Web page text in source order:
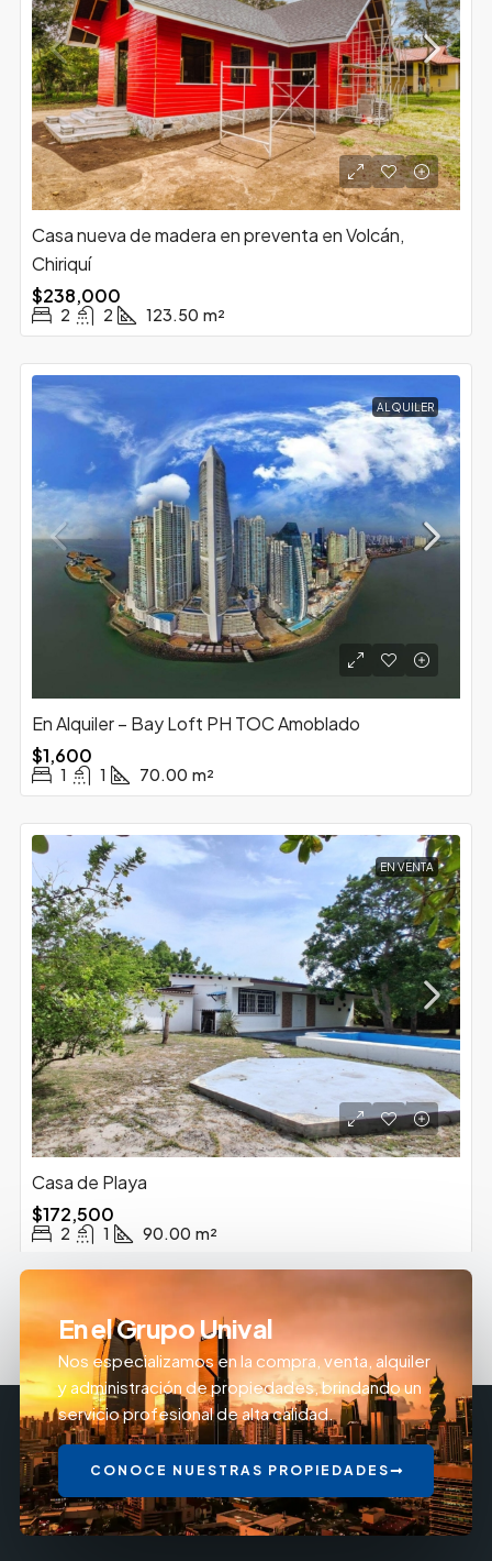
Casa nueva de madera en preventa en Volcán,
Chiriquí
$238,000
2 2 123.50 m²
ALQUILER
En Alquiler – Bay Loft PH TOC Amoblado
$1,600
1 1 70.00 m²
EN VENTA
Casa de Playa
$172,500
2 1 90.00 m²
En el Grupo Unival
Nos especializamos en la compra, venta, alquiler
y administración de propiedades, brindando un
servicio profesional de alta calidad.
CONOCE NUESTRAS PROPIEDADES